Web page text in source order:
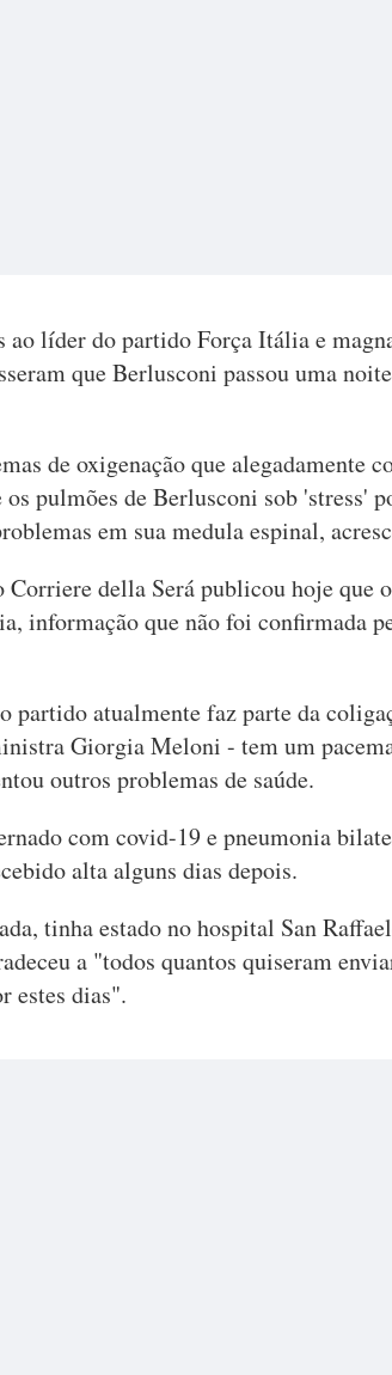
ao líder do partido Força Itália e
que Berlusconi passou uma
de oxigenação que alegadamente
pulmões de Berlusconi sob 'stress'
em sua medula espinal,
della Será publicou hoje
informação que não foi confirmada
partido atualmente faz parte da
Giorgia Meloni - tem um
outros problemas de saúde.
com covid-19 e pneumonia
alta alguns dias depois.
tinha estado no hospital San
a "todos quantos quiseram
estes dias".